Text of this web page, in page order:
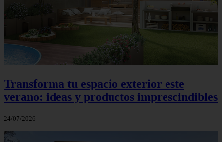
Transforma tu espacio exterior este
verano: ideas y productos imprescindibles
24/07/2026